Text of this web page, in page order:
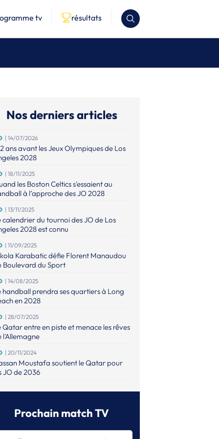
tv résultats
Nos derniers articles
| 14/07/2026
ans avant les Jeux Olympiques de Los
2028
| 18/11/2025
les Boston Celtics s'essaient au
à l’approche des JO 2028
| 13/11/2025
calendrier du tournoi des JO de Los
2028 est connu
| 11/09/2025
Karabatic défie Florent Manaudou
Boulevard du Sport
| 14/08/2025
handball prendra ses quartiers à Long
en 2028
| 28/07/2025
Qatar entre en piste et menace les rêves
l'Allemagne
| 20/11/2024
Moustafa soutient le Qatar pour
JO de 2036
les JO
Prochain match TV